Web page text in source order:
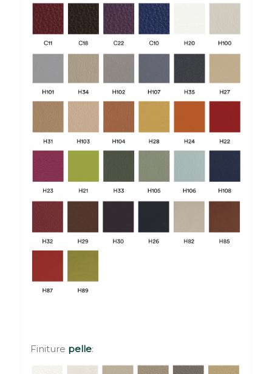
Finiture pelle: